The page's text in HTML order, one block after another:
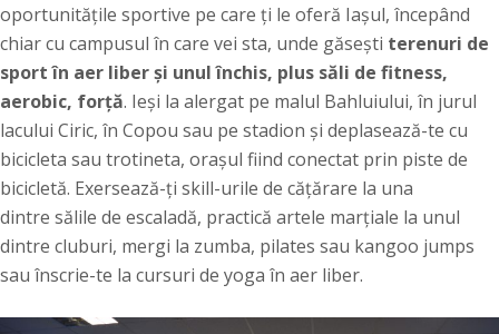
oportunitățile sportive pe care ți le oferă Iașul, începând
chiar cu campusul în care vei sta, unde găsești terenuri de
sport în aer liber și unul închis, plus săli de fitness,
aerobic, forță. Ieși la alergat pe malul Bahluiului, în jurul
lacului Ciric, în Copou sau pe stadion și deplasează-te cu
bicicleta sau trotineta, orașul fiind conectat prin piste de
bicicletă. Exersează-ți skill-urile de cățărare la una
dintre sălile de escaladă, practică artele marțiale la unul
dintre cluburi, mergi la zumba, pilates sau kangoo jumps
sau înscrie-te la cursuri de yoga în aer liber.